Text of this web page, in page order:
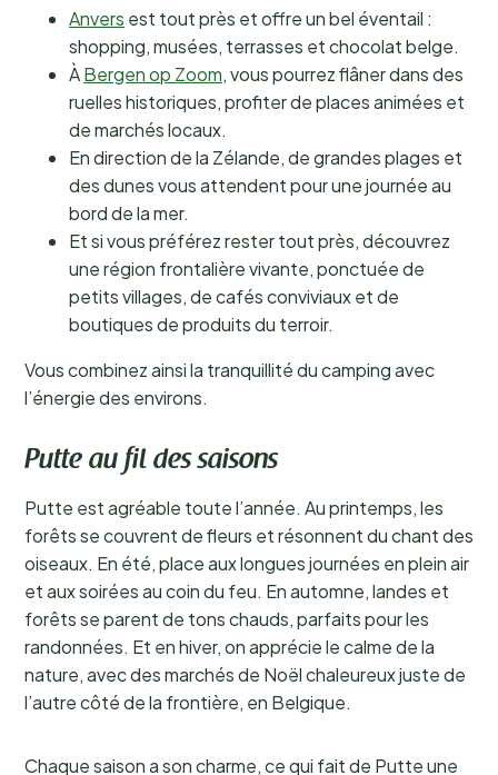
Anvers est tout près et offre un bel éventail :
shopping, musées, terrasses et chocolat belge.
ÀBergen op Zoom, vous pourrez flâner dans des
ruelles historiques, profiter de places animées et
de marchés locaux.
En direction de la Zélande, de grandes plages et
des dunes vous attendent pour une journée au
bord de la mer.
Et si vous préférez rester tout près, découvrez
une région frontalière vivante, ponctuée de
petits villages, de cafés conviviaux et de
boutiques de produits du terroir.
Vous combinez ainsi la tranquillité du camping avec
l’énergie des environs.
Putte au fil des saisons
Putte est agréable toute l’année. Au printemps, les
forêts se couvrent de fleurs et résonnent du chant des
oiseaux. En été, place aux longues journées en plein air
et aux soirées au coin du feu. En automne, landes et
forêts se parent de tons chauds, parfaits pour les
randonnées. Et en hiver, on apprécie le calme de la
nature, avec des marchés de Noël chaleureux juste de
l’autre côté de la frontière, en Belgique.
Chaque saison a son charme, ce qui fait de Putte une